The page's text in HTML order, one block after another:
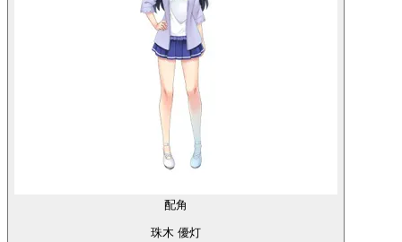
配角
珠木 優灯